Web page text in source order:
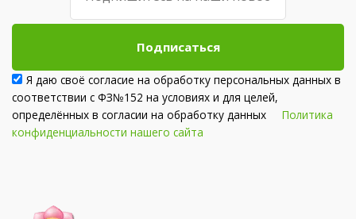
Подписаться
Я даю своё согласие на обработку персональных данных в
соответствии с ФЗ№152 на условиях и для целей,
определённых в согласии на обработку данных Политика
конфиденциальности нашего сайта